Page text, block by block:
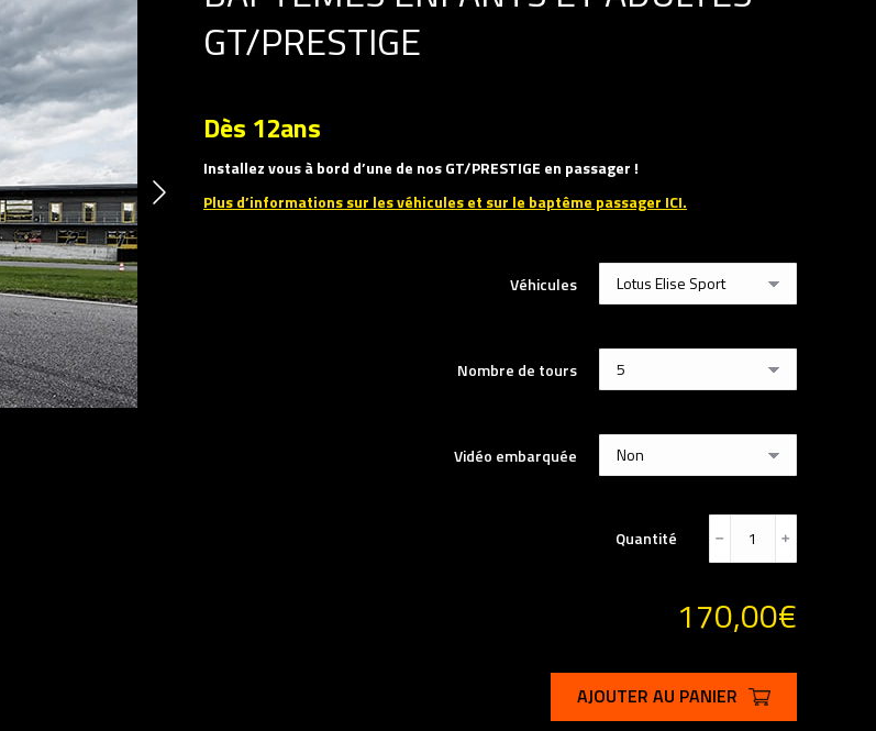
GT/PRESTIGE
Dès 12ans
Installez vous à bord d’une de nos GT/PRESTIGE en passager !
Plus d’informations sur les véhicules et sur le baptême passager ICI.
Véhicules
Nombre de tours
Vidéo embarquée
Quantité ﹣ ﹢
170,00€
AJOUTER AU PANIER